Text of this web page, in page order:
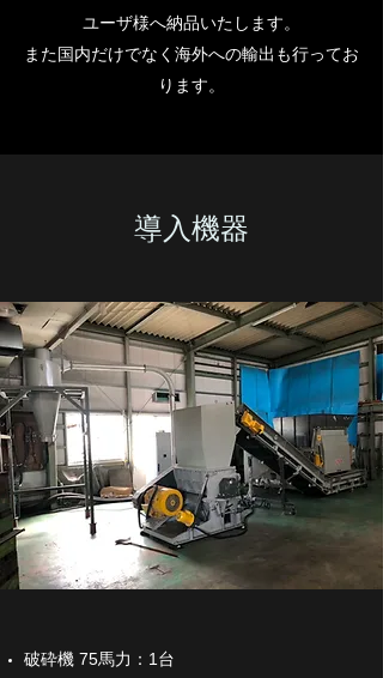
ユーザ様へ納品いたします。
また国内だけでなく海外への輸出も行ってお
ります。
​​導入機器
破砕機 75馬力：1台